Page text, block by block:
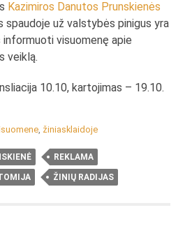
Kazimiros Danutos Prunskienės
spaudoje už valstybės pinigus yra
informuoti visuomenę apie
veiklą.
10.10, kartojimas – 19.10.
žiniasklaidoje
REKLAMA
ŽINIŲ RADIJAS